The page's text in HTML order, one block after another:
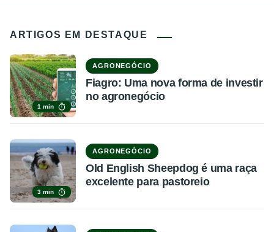
ARTIGOS EM DESTAQUE
1 min
AGRONEGÓCIO
Fiagro: Uma nova forma de investir
no agronegócio
3 min
AGRONEGÓCIO
Old English Sheepdog é uma raça
excelente para pastoreio